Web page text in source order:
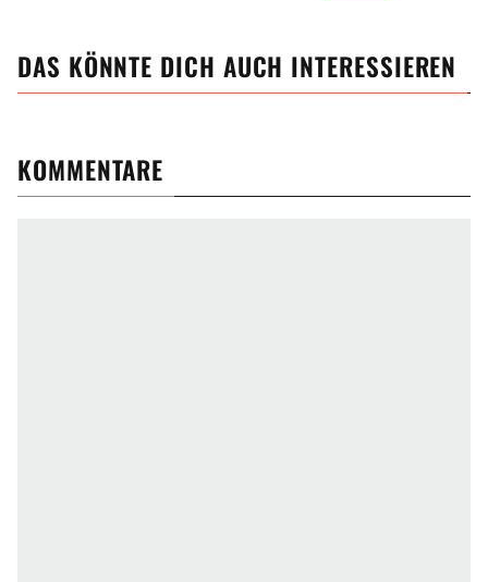
DAS KÖNNTE DICH AUCH INTERESSIEREN
KOMMENTARE